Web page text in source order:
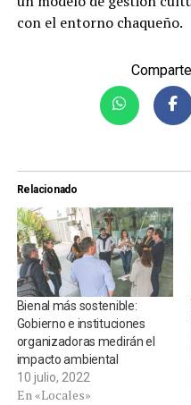
con el entorno chaqueño.
Relacionado
Bienal más sostenible:
Gobierno e instituciones
organizadoras medirán el
impacto ambiental
10 julio, 2022
En «Locales»